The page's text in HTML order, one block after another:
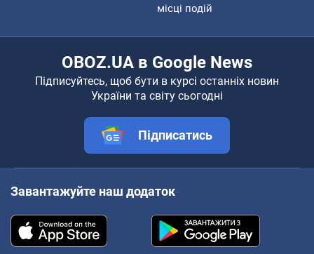
місці подій
OBOZ.UA в Google News
Підписуйтесь, щоб бути в курсі останніх новин
України та світу сьогодні
Підписатись
Завантажуйте наш додаток